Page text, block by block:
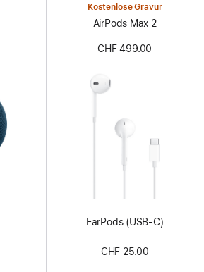
Kostenlose Gravur
AirPods Max 2
CHF 499.00
EarPods (USB-C)
CHF 25.00